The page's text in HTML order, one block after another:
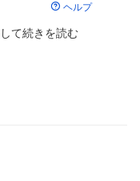
ヘルプ
して続きを読む